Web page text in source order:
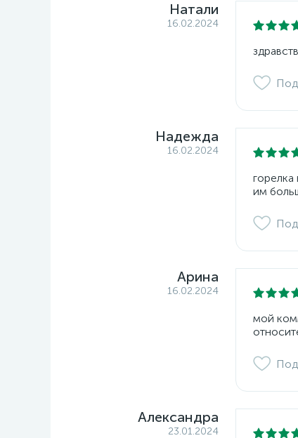
Натали
16.02.2024
Надежда
16.02.2024
им
Арина
16.02.2024
мой
Александра
23.01.2024